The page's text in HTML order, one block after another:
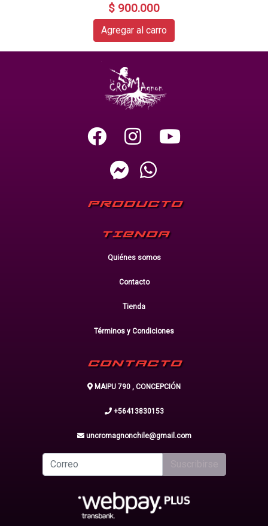
$ 900.000
Agregar al carro
PRODUCTO
TIENDA
Quiénes somos
Contacto
Tienda
Términos y Condiciones
CONTACTO
MAIPU 790 , CONCEPCIÓN
+56413830153
uncromagnonchile@gmail.com